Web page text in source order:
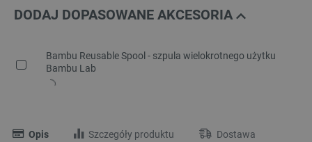
DODAJ DOPASOWANE AKCESORIA
Bambu Reusable Spool - szpula wielokrotnego użytku
Bambu Lab
Opis Szczegóły produktu Dostawa